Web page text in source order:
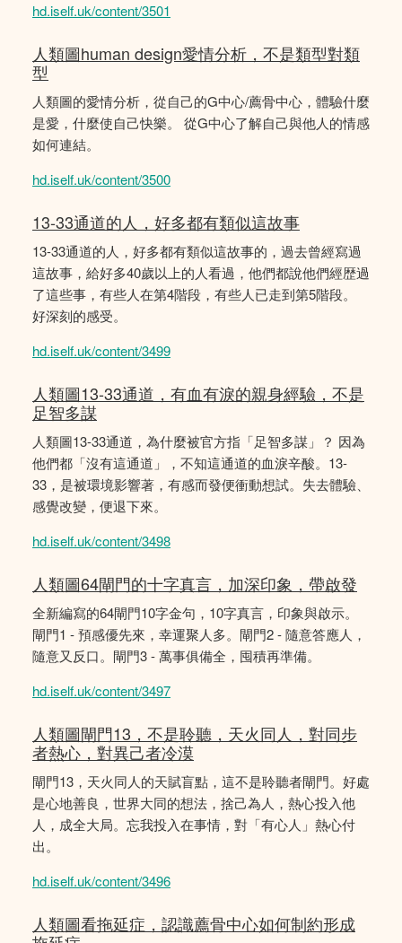
hd.iself.uk/content/3501
人類圖human design愛情分析，不是類型對類
型
人類圖的愛情分析，從自己的G中心/薦骨中心，體驗什麼
是愛，什麼使自己快樂。 從G中心了解自己與他人的情感
如何連結。
hd.iself.uk/content/3500
13-33通道的人，好多都有類似這故事
13-33通道的人，好多都有類似這故事的，過去曾經寫過
這故事，給好多40歲以上的人看過，他們都說他們經歴過
了這些事，有些人在第4階段，有些人已走到第5階段。
好深刻的感受。
hd.iself.uk/content/3499
人類圖13-33通道，有血有淚的親身經驗，不是
足智多謀
人類圖13-33通道，為什麼被官方指「足智多謀」？ 因為
他們都「沒有這通道」，不知這通道的血淚辛酸。13-
33，是被環境影響著，有感而發便衝動想試。失去體驗、
感覺改變，便退下來。
hd.iself.uk/content/3498
人類圖64閘門的十字真言，加深印象，帶啟發
全新編寫的64閘門10字金句，10字真言，印象與啟示。
閘門1 - 預感優先來，幸運聚人多。閘門2 - 隨意答應人，
隨意又反口。閘門3 - 萬事俱備全，囤積再準備。
hd.iself.uk/content/3497
人類圖閘門13，不是聆聽，天火同人，對同步
者熱心，對異己者冷漠
閘門13，天火同人的天賦盲點，這不是聆聽者閘門。好處
是心地善良，世界大同的想法，捨己為人，熱心投入他
人，成全大局。忘我投入在事情，對「有心人」熱心付
出。
hd.iself.uk/content/3496
人類圖看拖延症，認識薦骨中心如何制約形成